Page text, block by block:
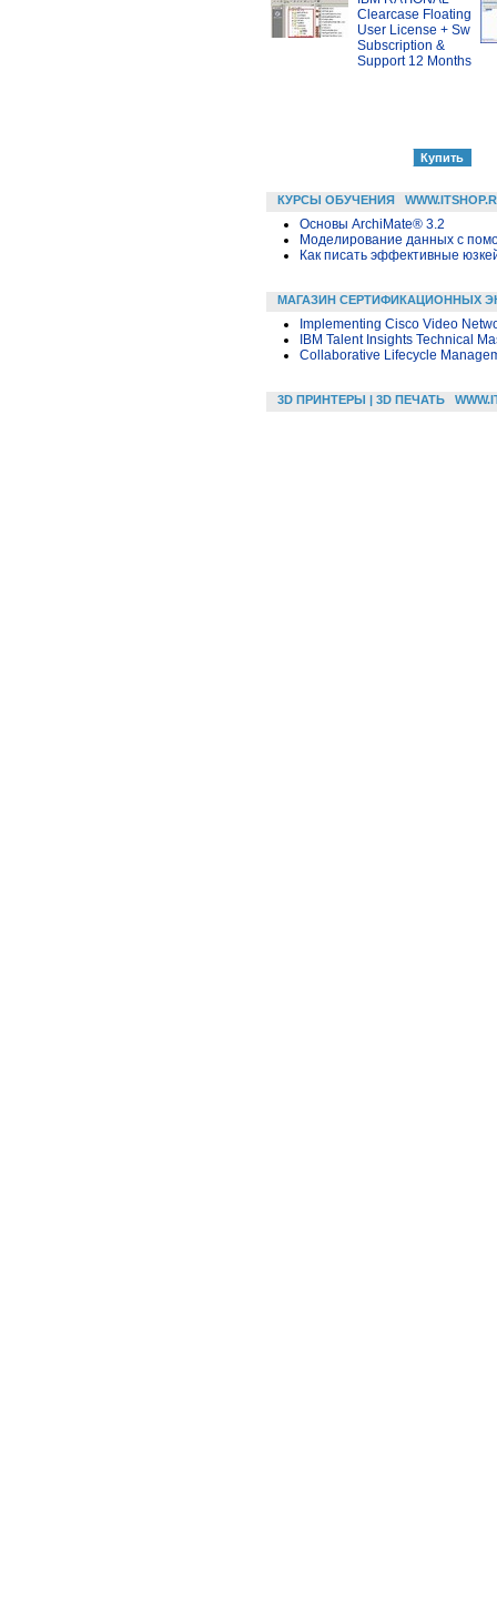
Clearcase Floating
User License + Sw
Subscription &
Support 12 Months
КУРСЫ ОБУЧЕНИЯ
Основы ArchiMate® 3.2
Моделирование данных с
Как писать эффективные
МАГАЗИН СЕРТИФИКАЦИОННЫХ
Implementing Cisco Video
IBM Talent Insights Technical
Collaborative Lifecycle
3D ПРИНТЕРЫ | 3D ПЕЧАТЬ